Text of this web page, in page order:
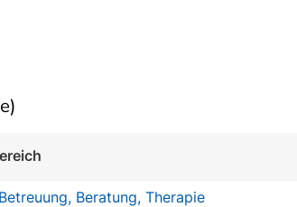
Beratung, Therapie